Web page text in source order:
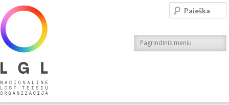
Nacionalinė LGBT teisių organizacija
Pagrindinis meniu
Paieška